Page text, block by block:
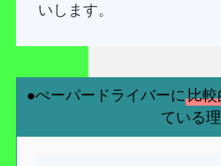
いします。
●ぺーパードライバーに比較
ている